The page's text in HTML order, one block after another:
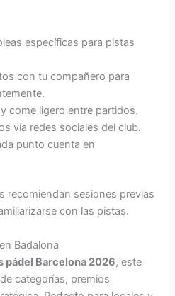
específicas para pistas
con tu compañero para
come ligero entre partidos.
vía redes sociales del club.
punto cuenta en
recomiendan sesiones previas
con las pistas.
Badalona
pádel Barcelona 2026, este
categorías, premios